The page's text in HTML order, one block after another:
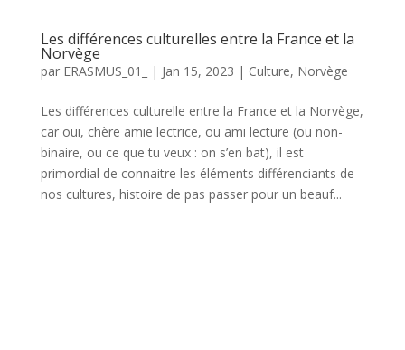
Les différences culturelles entre la France et la
Norvège
par ERASMUS_01_ | Jan 15, 2023 | Culture, Norvège
Les différences culturelle entre la France et la Norvège,
car oui, chère amie lectrice, ou ami lecture (ou non-
binaire, ou ce que tu veux : on s’en bat), il est
primordial de connaitre les éléments différenciants de
nos cultures, histoire de pas passer pour un beauf...